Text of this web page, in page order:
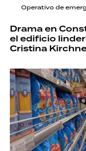
Operativo de
Drama en
el edificio
Cristina